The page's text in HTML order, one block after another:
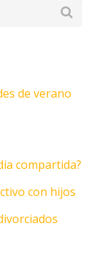
de verano
compartida?
con hijos